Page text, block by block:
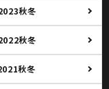
秋冬
秋冬
秋冬